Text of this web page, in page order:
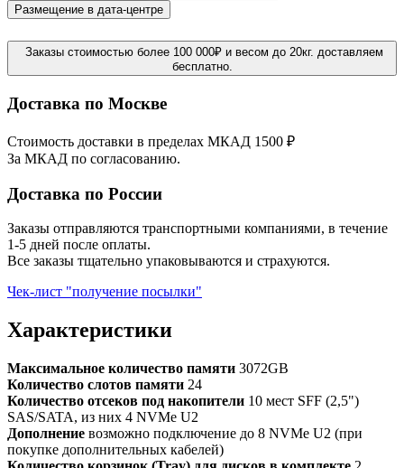
Размещение в дата-центре
Заказы стоимостью более 100 000₽ и весом до 20кг. доставляем
бесплатно.
Доставка по Москве
Стоимость доставки в пределах МКАД 1500 ₽
За МКАД по согласованию.
Доставка по России
Заказы отправляются транспортными компаниями, в течение
1-5 дней после оплаты.
Все заказы тщательно упаковываются и страхуются.
Чек-лист "получение посылки"
Характеристики
Максимальное количество памяти 3072GB
Количество слотов памяти 24
Количество отсеков под накопители 10 мест SFF (2,5")
SAS/SATA, из них 4 NVMe U2
Дополнение возможно подключение до 8 NVMe U2 (при
покупке дополнительных кабелей)